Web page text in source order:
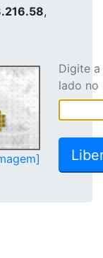
,
Digite
lado no